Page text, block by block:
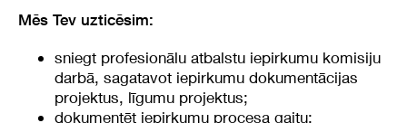
Mēs Tev uzticēsim:
sniegt profesionālu atbalstu iepirkumu komisiju
darbā, sagatavot iepirkumu dokumentācijas
projektus, līgumu projektus;
dokumentēt iepirkumu procesa gaitu;